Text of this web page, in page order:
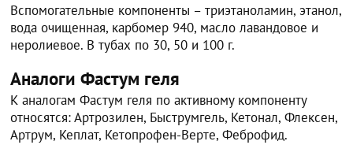
Вспомогательные компоненты – триэтаноламин, этанол,
вода очищенная, карбомер 940, масло лавандовое и
неролиевое. В тубах по 30, 50 и 100 г.
Аналоги Фастум геля
К аналогам Фастум геля по активному компоненту
относятся: Артрозилен, Быструмгель, Кетонал, Флексен,
Артрум, Кеплат, Кетопрофен-Верте, Феброфид.